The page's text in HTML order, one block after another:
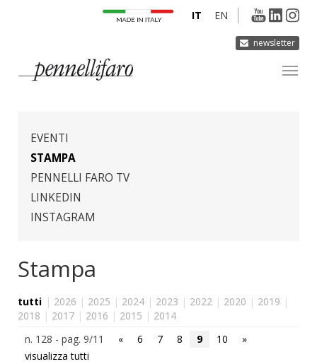
newsletter
EN
IT
PRODOTTI
INNOVAZIONE
DERMOCURA
MEDIA
EVENTI
STAMPA
PENNELLI FARO TV
LINKEDIN
INSTAGRAM
Stampa
tutti | 2026 | 2025 | 2024 | 2023 | 2022 | 2020 | 2019 |
2018 | 2017 | 2016 | 2015 | 2014
n. 128 - pag. 9/11
« 6 7 8 9 10
»
visualizza tutti